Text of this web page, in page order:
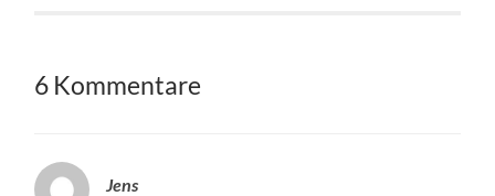
6 Kommentare
Jens